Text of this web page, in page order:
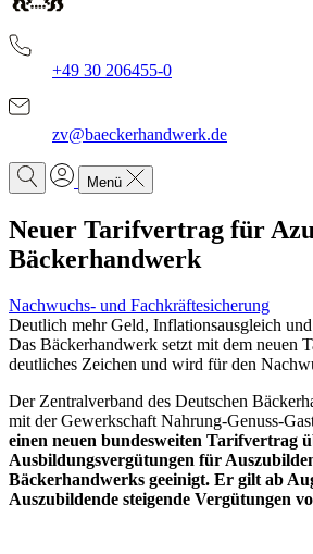
+49 30 206455-0
zv@baeckerhandwerk.de
Menü
Neuer Tarifvertrag für
Bäckerhandwerk
Nachwuchs- und Fachkräftesicherung
Deutlich mehr Geld, Inflationsausgleich
Das Bäckerhandwerk setzt mit dem neuen
deutliches Zeichen und wird für den
Der Zentralverband des Deutschen
mit der Gewerkschaft Nahrung-Genuss-
einen neuen bundesweiten Tarifvertrag
Ausbildungsvergütungen für
Bäckerhandwerks geeinigt. Er gilt ab
Auszubildende steigende Vergütungen